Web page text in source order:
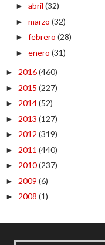
► abril (32)
► marzo (32)
► febrero (28)
► enero (31)
► 2016(460)
► 2015 (227)
► 2014(52)
► 2013 (127)
► 2012 (319)
► 2011 (440)
► 2010(237)
► 2009 (6)
► 2008 (1)